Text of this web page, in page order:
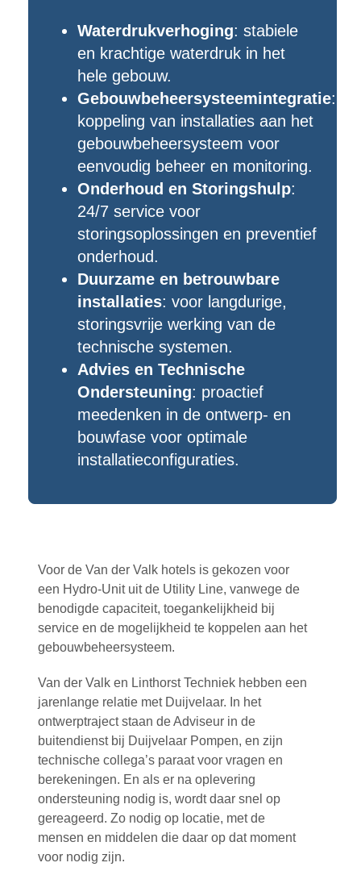
Waterdrukverhoging: stabiele
en krachtige waterdruk in het
hele gebouw.
Gebouwbeheersysteemintegratie:
koppeling van installaties aan het
gebouwbeheersysteem voor
eenvoudig beheer en monitoring.
Onderhoud en Storingshulp:
24/7 service voor
storingsoplossingen en preventief
onderhoud.
Duurzame en betrouwbare
installaties: voor langdurige,
storingsvrije werking van de
technische systemen.
Advies en Technische
Ondersteuning: proactief
meedenken in de ontwerp- en
bouwfase voor optimale
installatieconfiguraties.
Voor de Van der Valk hotels is gekozen voor
een Hydro-Unit uit de Utility Line, vanwege de
benodigde capaciteit, toegankelijkheid bij
service en de mogelijkheid te koppelen aan het
gebouwbeheersysteem.
Van der Valk en Linthorst Techniek hebben een
jarenlange relatie met Duijvelaar. In het
ontwerptraject staan de Adviseur in de
buitendienst bij Duijvelaar Pompen, en zijn
technische collega’s paraat voor vragen en
berekeningen. En als er na oplevering
ondersteuning nodig is, wordt daar snel op
gereageerd. Zo nodig op locatie, met de
mensen en middelen die daar op dat moment
voor nodig zijn.